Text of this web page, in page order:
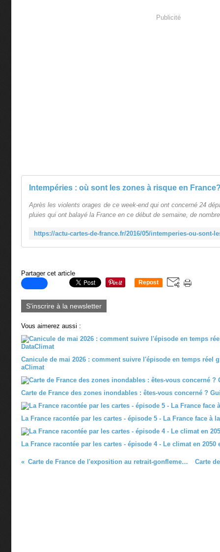
Publicité
Après les violents orages de ce week-end qui ont concerné 24
pluies qui ont balayé la France en ce début de semaine, de
Partager cet article
Repost
S'inscrire à la newsletter
Vous aimerez aussi :
Canicule de mai 2026 : comment suivre l'épisode en temps réel
aClimat
Carte de France des zones inondables : êtes-vous concerné ?
La France racontée par les cartes - épisode 5 - La France face à
La France racontée par les cartes - épisode 4 - Le climat en 2050
Carte de France de l'exposition au retrait-gonflement des argiles